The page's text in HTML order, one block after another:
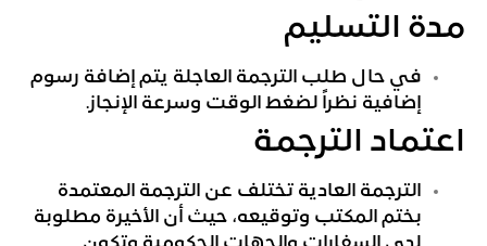
مدة التسليم
في حال طلب الترجمة العاجلة يتم إضافة رسوم
إضافية نظراً لضغط الوقت وسرعة الإنجاز.
اعتماد الترجمة
الترجمة العادية تختلف عن الترجمة المعتمدة
بختم المكتب وتوقيعه، حيث أن الأخيرة مطلوبة